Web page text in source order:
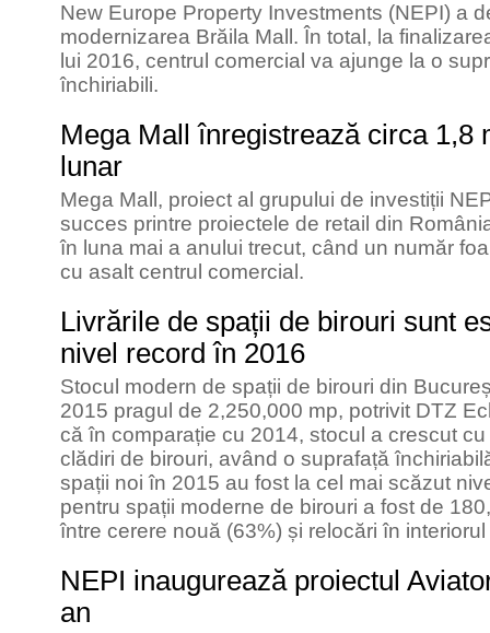
New Europe Property Investments (NEPI) a
modernizarea Brăila Mall. În total, la
lui 2016, centrul comercial va ajunge la o
închiriabili.
Mega Mall înregistrează circa 1,8
lunar
Mega Mall, proiect al grupului de investiții
succes printre proiectele de retail din
în luna mai a anului trecut, când un număr
cu asalt centrul comercial.
Livrările de spații de birouri sunt
nivel record în 2016
Stocul modern de spații de birouri din
2015 pragul de 2,250,000 mp, potrivit DTZ
că în comparație cu 2014, stocul a crescut
clădiri de birouri, având o suprafață
spații noi în 2015 au fost la cel mai scăzut
pentru spații moderne de birouri a fost de
între cerere nouă (63%) și relocări în
NEPI inaugurează proiectul
an